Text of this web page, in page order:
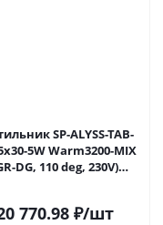
SP-ALYSS-TAB-
5W Warm3200-MIX
DG, 110 deg, 230V)
770.98₽/шт